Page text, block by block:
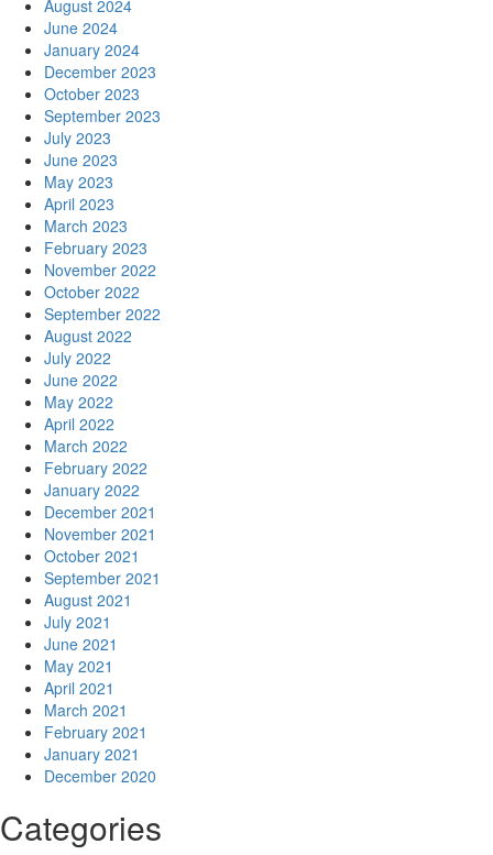
August 2024
June 2024
January 2024
December 2023
October 2023
September 2023
July 2023
June 2023
May 2023
April 2023
March 2023
February 2023
November 2022
October 2022
September 2022
August 2022
July 2022
June 2022
May 2022
April 2022
March 2022
February 2022
January 2022
December 2021
November 2021
October 2021
September 2021
August 2021
July 2021
June 2021
May 2021
April 2021
March 2021
February 2021
January 2021
December 2020
Categories